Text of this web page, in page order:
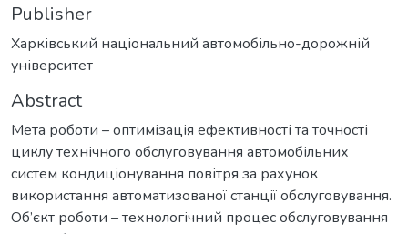
Publisher
Харківський національний автомобільно-дорожній
університет
Abstract
Мета роботи – оптимізація ефективності та точності
циклу технічного обслуговування автомобільних
систем кондиціонування повітря за рахунок
використання автоматизованої станції обслуговування.
Об’єкт роботи – технологічний процес обслуговування